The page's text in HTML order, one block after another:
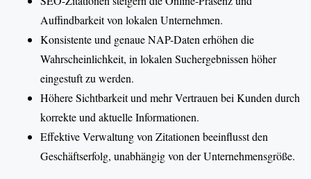
Auffindbarkeit von lokalen Unternehmen.
Konsistente und genaue NAP-Daten erhöhen die
Wahrscheinlichkeit, in lokalen Suchergebnissen höher
eingestuft zu werden.
Höhere Sichtbarkeit und mehr Vertrauen bei Kunden durch
korrekte und aktuelle Informationen.
Effektive Verwaltung von Zitationen beeinflusst den
Geschäftserfolg, unabhängig von der Unternehmensgröße.